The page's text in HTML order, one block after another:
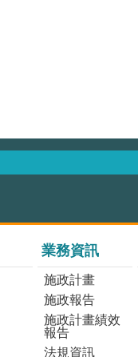
業務資訊
施政計畫
施政報告
施政計畫績效
報告
法規資訊